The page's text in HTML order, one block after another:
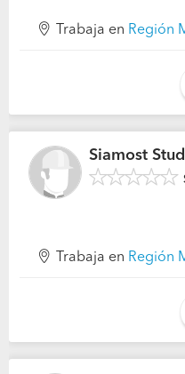
Trabaja en Región
Siamost
Trabaja en Región